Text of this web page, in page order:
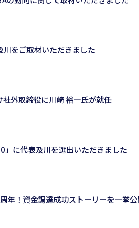
をご取材いただきました
社外取締役に川崎 裕一氏が就任
」に代表及川を選出いただきました
年！資金調達成功ストーリーを一挙